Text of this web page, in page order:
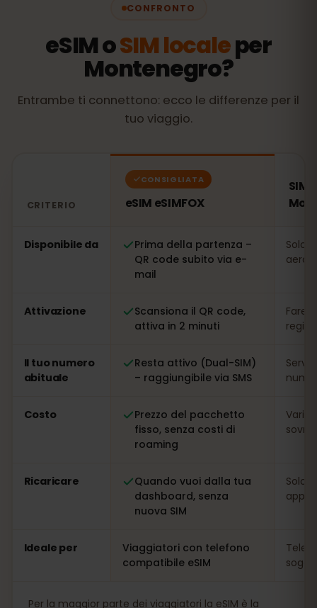
CONFRONTO
eSIM oSIM localeper
Montenegro?
Entrambe ti connettono: ecco le differenze per il
tuo viaggio.
CRITERIO
CONSIGLIATA
eSIM eSIMFOX
SIM
Disponibile da
Prima della partenza –
QR code subito via e-
mail
Solo
Attivazione
Scansiona il QR code,
attiva in 2 minuti
Fare
Il tuo numero
abituale
Resta attivo (Dual-SIM)
– raggiungibile via SMS
Costo
Prezzo del pacchetto
fisso, senza costi di
roaming
Ricaricare
Quando vuoi dalla tua
dashboard, senza
nuova SIM
Solo
app
Ideale per
Viaggiatori con telefono
compatibile eSIM
Per la maggior parte dei viaggiatori la eSIM è la